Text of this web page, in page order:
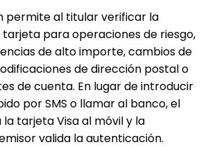
permite al titular verificar la
tarjeta para operaciones de riesgo,
de alto importe, cambios de
de dirección postal o
de cuenta. En lugar de introducir
por SMS o llamar al banco, el
tarjeta Visa al móvil y la
valida la autenticación.